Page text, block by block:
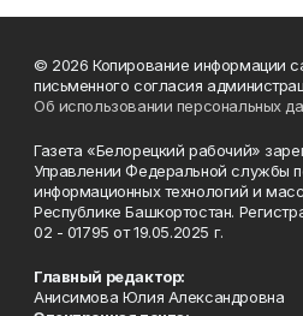
© 2026 Копирование информации
письменного согласия
Об использовании персональных
Газета «Белорецкий рабочий»
Управлении Федеральной службы
информационных технологий и
Республике Башкортостан.
02 - 01795 от 19.05.2025 г.
Главный редактор:
Анисимова Юлия Александровна